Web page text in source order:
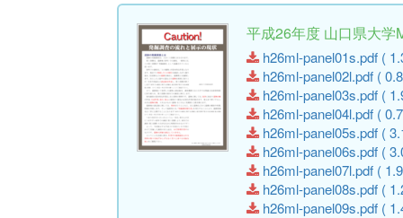
平成26年度 山口県大
h26ml-panel01s.pdf (
h26ml-panel02l.pdf (
h26ml-panel03s.pdf (
h26ml-panel04l.pdf (
h26ml-panel05s.pdf (
h26ml-panel06s.pdf (
h26ml-panel07l.pdf (
h26ml-panel08s.pdf (
h26ml-panel09s.pdf (